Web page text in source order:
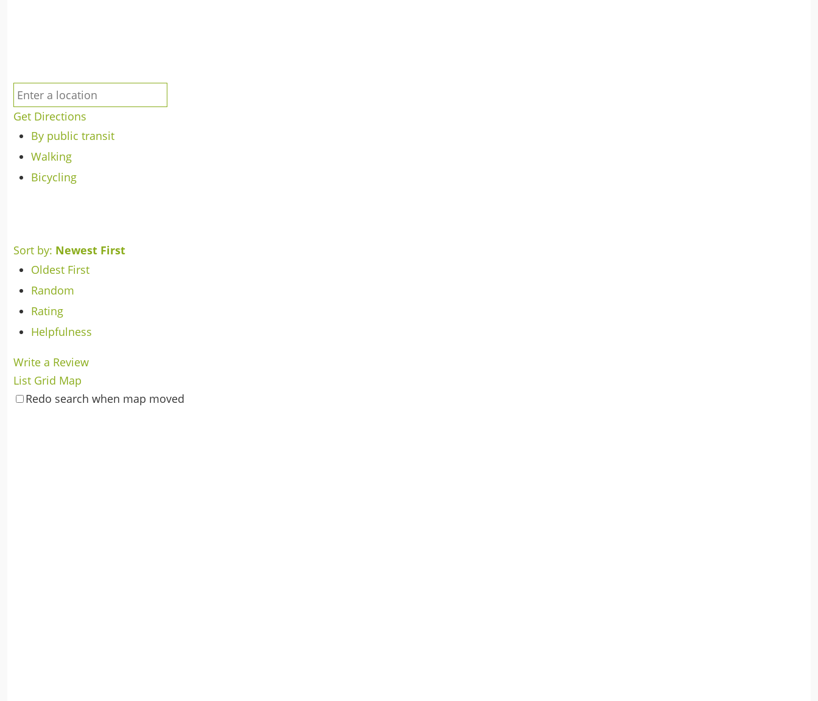
Get Directions
By public transit
Walking
Bicycling
Sort by: Newest First
Oldest First
Random
Rating
Helpfulness
Write a Review
List Grid Map
Redo search when map moved